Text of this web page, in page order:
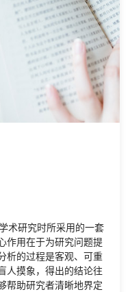
术研究时所采用的一套
作用在于为研究问题提
析的过程是客观、可重
人摸象，得出的结论往
帮助研究者清晰地界定